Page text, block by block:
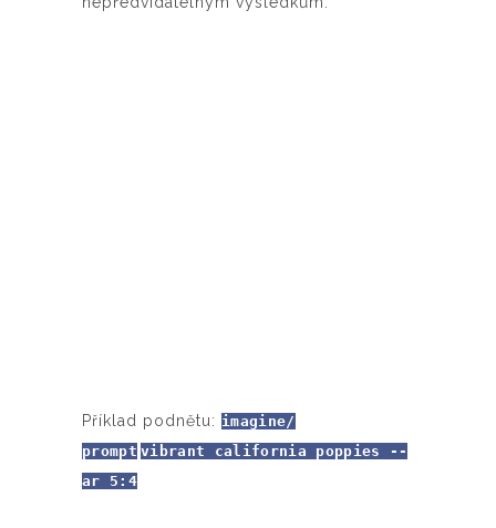
Příklad podnětu: imagine/
prompt vibrant california poppies --
ar 5:4